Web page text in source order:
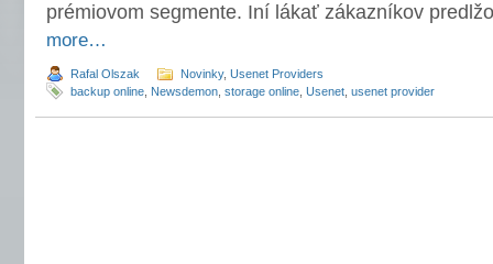
prémiovom segmente. Iní lákať zákazníkov
more…
Rafal Olszak Novinky, Usenet Providers
backup online Newsdemon storage online Usenet usenet provider